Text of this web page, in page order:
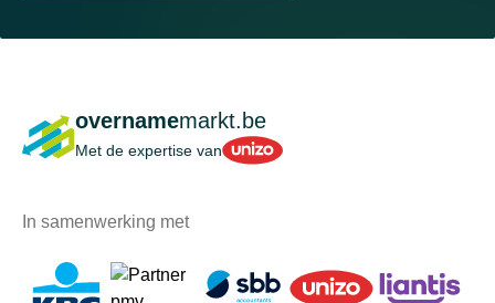
overnamemarkt.be
Met de expertise vanUnizo
In samenwerking met